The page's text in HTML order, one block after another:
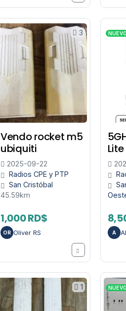
3
Vendo rocket m5
ubiquiti
2025-09-22
Radios CPE y PTP
San Cristóbal
45.59km
1,000 RD$
OR Oliver RS
NUEVO
Lite
A
1 NUEVO